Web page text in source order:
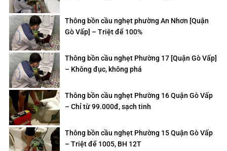
Thông bồn cầu nghẹt phường An Nhơn [Quận
Gò Vấp] – Triệt để 100%
Thông bồn cầu nghẹt Phường 17 [Quận Gò Vấp]
– Không đục, không phá
Thông bồn cầu nghẹt Phường 16 Quận Gò Vấp
– Chỉ từ 99.000đ, sạch tinh
Thông bồn cầu nghẹt Phường 15 Quận Gò Vấp
– Triệt để 1005, BH 12T